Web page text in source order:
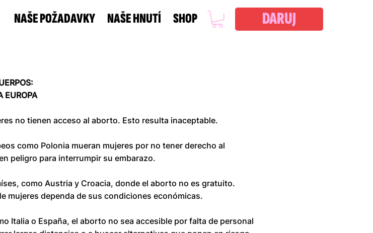
NAŠE POŽADAVKY NAŠE HNUTÍ SHOP DARUJ
EUROPA
no tienen acceso al aborto. Esto resulta inaceptable.
como Polonia mueran mujeres por no tener derecho al
peligro para interrumpir su embarazo.
como Austria y Croacia, donde el aborto no es gratuito.
mujeres dependa de sus condiciones económicas.
Italia o España, el aborto no sea accesible por falta de personal